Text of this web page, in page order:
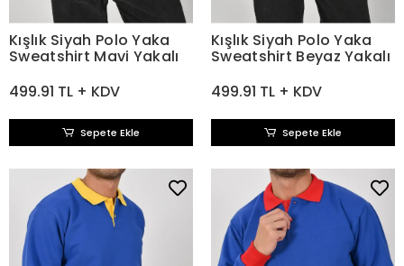
Kışlık Siyah Polo Yaka
Sweatshirt Mavi Yakalı
499.91 TL + KDV
Sepete Ekle
Kışlık Siyah Polo Yaka
Sweatshirt Beyaz Yakalı
499.91 TL + KDV
Sepete Ekle